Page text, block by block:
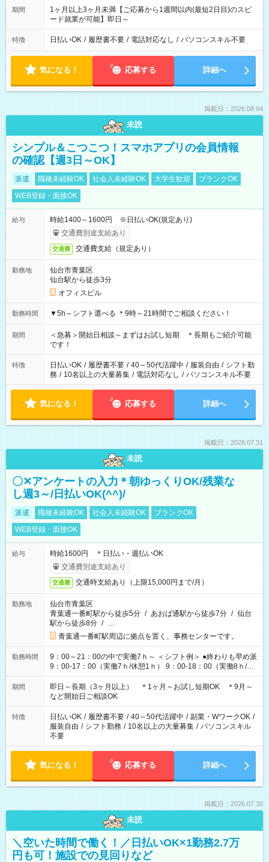
期間
1ヶ月以上3ヶ月未満【ご応募から1週間以内(最短2日目)のスピ
ード就業が可能】即日～
特徴 日払いOK / 履歴書不要 / 電話対応なし / パソコンスキル不要
気になる！ 応募する 詳細へ
掲載日：2026.08.04
未読
シンプル＆こつこつ！スマホアプリの会員情報
の確認【週3日～OK】
派遣 職種未経験OK 社会人未経験OK 大学生歓迎
ブランクOK
WEB登録・面接OK
給与
時給1400～1600円 ※日払いOK(規定あり)
交通費別途支給あり
交通費 交通費支給（規定あり）
勤務地
仙台市青葉区
仙台駅から徒歩3分
オフィスビル
勤務時間 ▼5h～シフト選べる ＊9時～21時間でご相談ください！
期間
＜急募＞開始日相談～まずはお試し短期 ＊長期もご紹介可能
です！
特徴 日払いOK / 履歴書不要 / 40～50代活躍中 / 服装自由 / シフト勤
務 / 10名以上の大量募集 / 電話対応なし / パソコンスキル不要
気になる！ 応募する 詳細へ
掲載日：2026.07.31
未読
〇✕アンケートの入力＊朝ゆっくりOK/残業な
し週3～/日払いOK(^^)/
派遣 職種未経験OK 社会人未経験OK
ブランクOK
WEB登録・面接OK
給与
時給1600円 ＊日払い・週払いOK
交通費別途支給あり
交通費 交通時支給あり（上限15,000円まで/月）
勤務地
仙台市青葉区
青葉通一番町駅から徒歩5分 / あおば通駅から徒歩7分 / 仙台
駅から徒歩8分 / …
青葉通一番町駅周辺に拠点を置く、事務センターです。
勤務時間
9：00～21：00の中で実働7ｈ～ ＜シフト例＞ ●終わりも早め派
9：00-17：00（実働7ｈ/休憩1ｈ） 9：00-18：00（実働8ｈ/休
憩1ｈ） 10：00-19：00（実働8ｈ/休憩1ｈ） ●朝ゆっくり派
11：00-20：00（実働8ｈ/休憩1ｈ） 12：00-20：00（実働7ｈ/
休憩1ｈ） 12：00-21：00（実働8ｈ/休憩1ｈ） 13：00-22：
00（実働8ｈ/休憩1ｈ） ＊時間帯固定OK
期間
即日～長期（3ヶ月以上） ＊1ヶ月～お試し短期OK ＊9月～
など開始日ご相談OK
特徴 日払いOK / 履歴書不要 / 40～50代活躍中 / 副業・WワークOK /
服装自由 / シフト勤務 / 10名以上の大量募集 / パソコンスキル
不要
気になる！ 応募する 詳細へ
掲載日：2026.07.30
未読
＼空いた時間で働く！／日払いOK×1勤務2.7万
円も可！施設での見回りなど